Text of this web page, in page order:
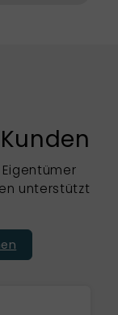
unterstützt